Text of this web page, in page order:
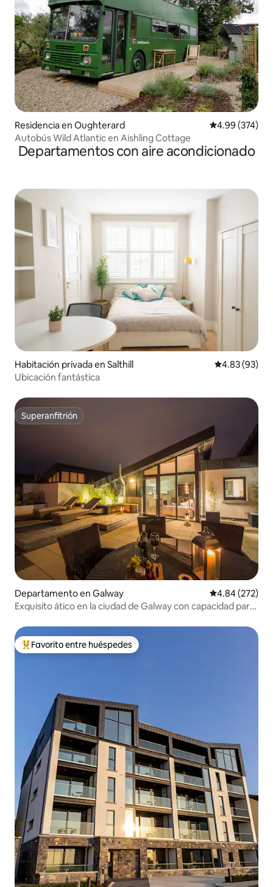
Residencia en Oughterard Calificación
4.99 (374)
Autobús Wild Atlantic en Aishling Cottage
Departamentos con aire acondicionado
Habitación privada en Salthill Calificación
4.83 (93)
Ubicación fantástica
Superanfitrión
Superanfitrión
Departamento en Galway Calificación
4.84 (272)
Exquisito ático en la ciudad de Galway con capacidad para
De los mejores en Favorito entre huéspedes
Favorito entre huéspedes